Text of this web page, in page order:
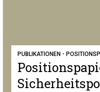
PUBLIKATIONEN -